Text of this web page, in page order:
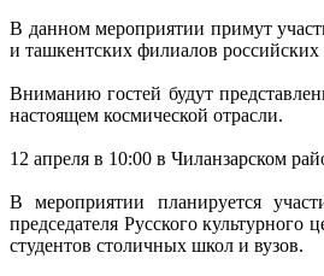
В данном мероприятии примут
и ташкентских филиалов
Вниманию гостей будут
настоящем космической отрасли.
12 апреля в 10:00 в Чиланзарском
В мероприятии планируется
председателя Русского
студентов столичных школ и вузов.